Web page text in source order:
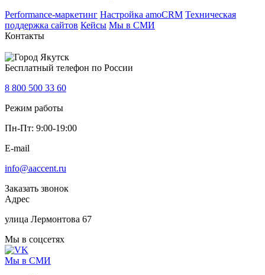
Performance-маркетинг Настройка amoCRM Техническая
поддержка сайтов Кейсы Мы в СМИ
Контакты
Якутск
Бесплатный телефон по России
8 800 500 33 60
Режим работы
Пн-Пт: 9:00-19:00
E-mail
info@aaccent.ru
Заказать звонок
Адрес
улица Лермонтова 67
Мы в соцсетях
Мы в СМИ